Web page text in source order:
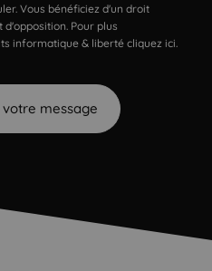
Vous bénéficiez d'un droit
d'opposition. Pour plus
informatique & liberté cliquez ici.
message